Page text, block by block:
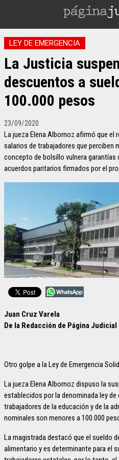
LEY DE EMERGENCIA
La Justicia
descuentos a
100.000 pesos
23/09/2020
La jueza Elena Albornoz afirmó que el
salarios de trabajadores que perciben
concepto de bolsillo vulnera
acuerdos paritarios firmados por el
Juan Cruz Varela
De la Redacción de Página Judicial
Otro golpe a la Ley de Emergencia
La jueza Elena Albornoz dispuso la
establecidos por la denominada ley
trabajadores de la educación y de la
nominales son menores a 100.000
La magistrada destacó que el sueldo
alimentario y es determinante para el